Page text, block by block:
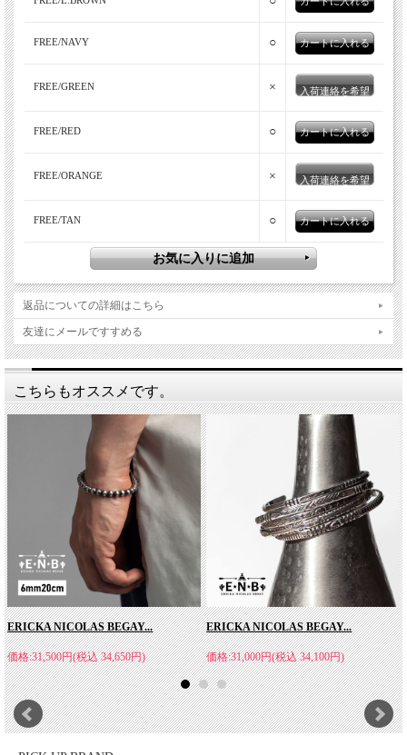
FREE/NAVY ○
FREE/GREEN × 入荷連絡を希望
FREE/RED ○
FREE/ORANGE × 入荷連絡を希望
FREE/TAN ○
返品についての詳細はこちら
友達にメールですすめる
こちらもオススメです。
ERICKA NICOLAS BEGAY...
価格:31,500円(税込 34,650円)
ERICKA NICOLAS BEGAY...
価格:31,000円(税込 34,100円)